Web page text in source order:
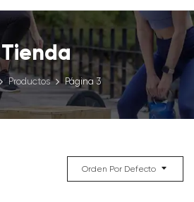
Tienda
Productos Página 3
Orden Por Defecto